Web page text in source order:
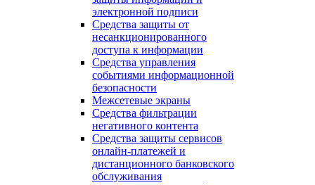
электронной подписи
Средства защиты от
несанкционированного
доступа к информации
Средства управления
событиями информационной
безопасности
Межсетевые экраны
Средства фильтрации
негативного контента
Средства защиты сервисов
онлайн-платежей и
дистанционного банковского
обслуживания